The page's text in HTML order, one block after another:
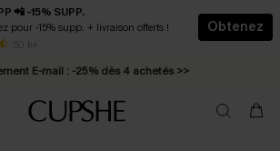
📲 -15% SUPP.
pour -15% supp. + livraison offerts !
50 k+
Obtenez
éclair 2-3 jours ouvrés >>
E-mail : -25% dès 4 achetés >>